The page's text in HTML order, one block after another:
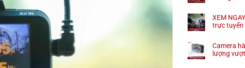
XEM
trực tuyến
Camera
lượng